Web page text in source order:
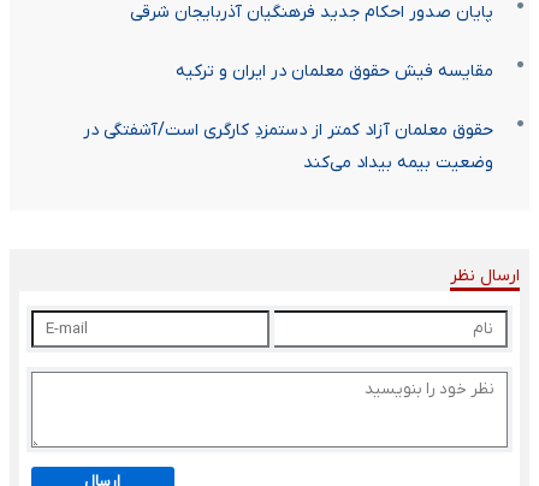
پایان صدور احکام جدید فرهنگیان آذربایجان شرقی
مقایسه فیش حقوق معلمان در ایران و ترکیه
حقوق معلمان آزاد کمتر از دستمزدِ کارگری است/آشفتگی در
وضعیت بیمه بیداد می‌کند
ارسال نظر